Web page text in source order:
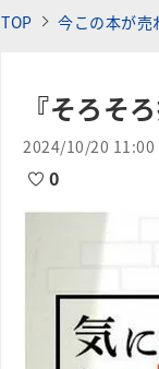
TOP 今この本が売
『そろそ
2024/10/20 11:00
0